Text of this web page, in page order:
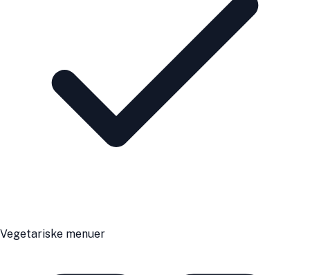
Vegetariske menuer